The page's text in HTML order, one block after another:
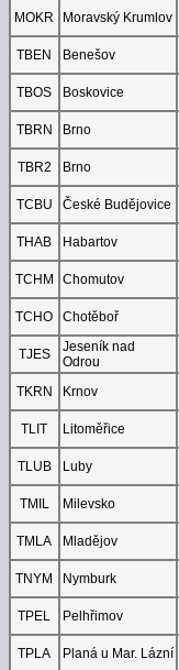
MOKR
Moravský Krumlov
TBEN
Benešov
TBOS
Boskovice
TBRN
Brno
TBR2
Brno
TCBU
České Budějovice
THAB
Habartov
TCHM
Chomutov
TCHO
Chotěboř
TJES
Jeseník nad
Odrou
TKRN
Krnov
TLIT
Litoměřice
TLUB
Luby
TMIL
Milevsko
TMLA
Mladějov
TNYM
Nymburk
TPEL
Pelhřimov
TPLA
Planá u Mar. Lázní